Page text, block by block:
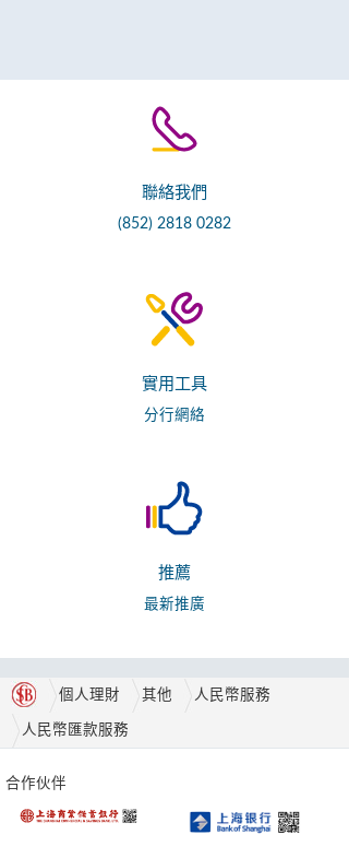
聯絡我們
(852) 2818 0282
實用工具
分行網絡
推薦
最新推廣
個人理財 其他 人民幣服務
人民幣匯款服務
合作伙伴